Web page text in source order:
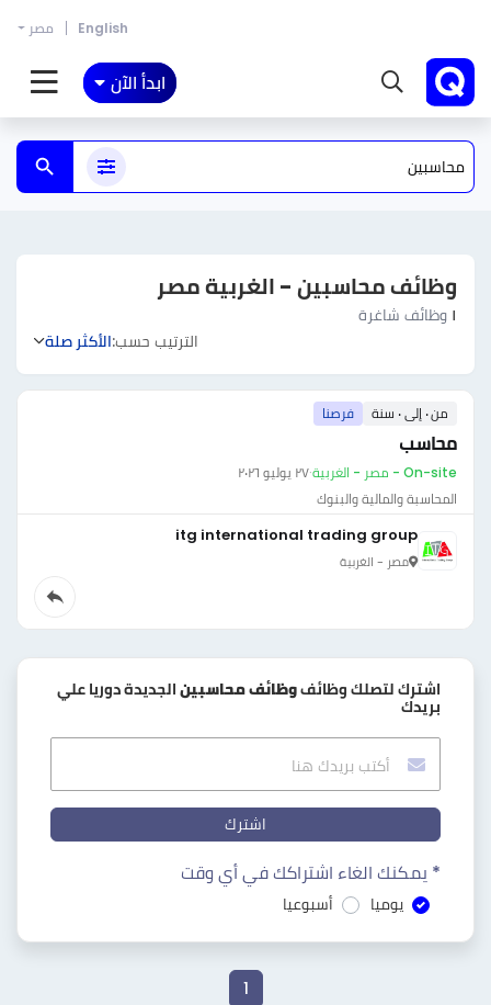
English مصر
ابدأ الآن
وظائف محاسبين - الغربية مصر
١ وظائف شاغرة
الترتيب حسب:الأكثر صلة
من ٠ إلى ٠ سنة فرصنا
محاسب
On-site - مصر - الغربية ·٢٧ يوليو ٢٠٢٦
المحاسبة والمالية والبنوك
itg international trading group
مصر - الغربية
اشترك لتصلك وظائفوظائف محاسبين الجديدة دوريا علي
بريدك
اشترك
* يمكنك الغاء اشتراكك في أي وقت
يوميا أسبوعيا
1